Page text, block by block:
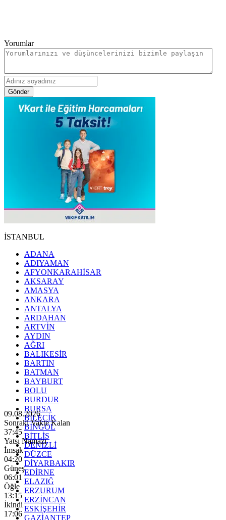
Yorumlar
Gönder
İSTANBUL
ADANA
ADIYAMAN
AFYONKARAHİSAR
AKSARAY
AMASYA
ANKARA
ANTALYA
ARDAHAN
ARTVİN
AYDIN
AĞRI
BALIKESİR
BARTIN
BATMAN
BAYBURT
BOLU
BURDUR
BURSA
BİLECİK
BİNGÖL
BİTLİS
DENİZLİ
DÜZCE
DİYARBAKIR
EDİRNE
ELAZIĞ
ERZURUM
ERZİNCAN
ESKİŞEHİR
GAZİANTEP
09.08.2026
Sonraki Vakte Kalan
37:43
Yatsı Namazı
İmsak
04:20
Güneş
06:01
Öğle
13:15
İkindi
17:06